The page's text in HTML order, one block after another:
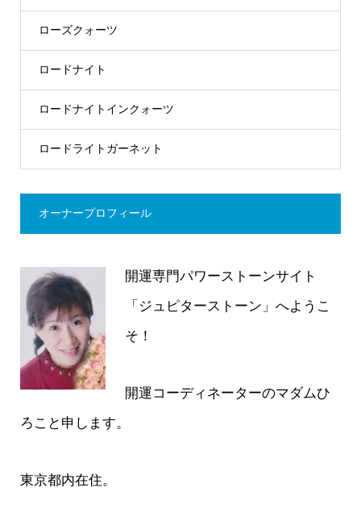
ローズクォーツ
ロードナイト
ロードナイトインクォーツ
ロードライトガーネット
オーナープロフィール
開運専門パワーストーンサイト
「ジュピターストーン」へようこ
そ！
開運コーディネーターのマダムひ
ろこと申します。
東京都内在住。